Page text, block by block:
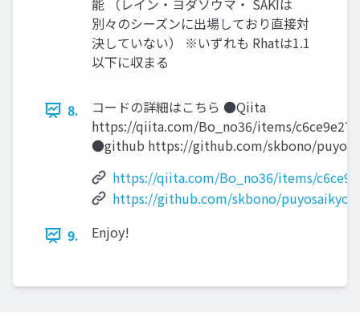
能 （レイン・ヨダソウマ・ SAKIは
別々のシーズンに出場しており直接対
決していない） ※いずれも Rhatは1.1
以下に収まる
8.
コードの詳細はこちら ●Qiita
https://qiita.com/Bo_no36/items/
●github https://github.com/skbono/
https://qiita.com/Bo_no36/items/
https://github.com/skbono/
9.
Enjoy!